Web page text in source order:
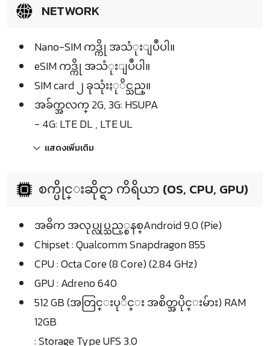
NETWORK
Nano-SIM ကဒ္ကို အသံုးျပဳပါ။
eSIM ကဒ္ကို အသံုးျပဳပါ။
SIM card ၂ ခုသုံးႏုိင္သည္။
အခ်က္အလက္ 2G, 3G: HSUPA
- 4G: LTE DL , LTE UL
แสดงเพิ่มเติม
စက္ပိုင္းဆိုင္ရာ ကိရိယာ (OS, CPU, GPU)
အဓိက အလုပ္လုပ္သည့္စနစ္Android 9.0 (Pie)
Chipset : Qualcomm Snapdragon 855
CPU : Octa Core (8 Core) (2.84 GHz)
GPU : Adreno 640
512 GB (အတြင္းပုိင္း အစိတ္အပိုင္းမ်ား) RAM
12GB
: Storage Type UFS 3.0